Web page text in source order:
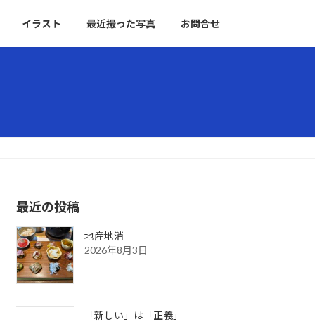
イラスト 最近撮った写真 お問合せ
最近の投稿
地産地消
2026年8月3日
「新しい」は「正義」